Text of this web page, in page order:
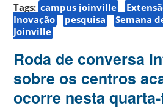
Tags: campus joinville
Inovação
pesquisa Semana
Joinville
Roda de conversa
sobre os centros
ocorre nesta